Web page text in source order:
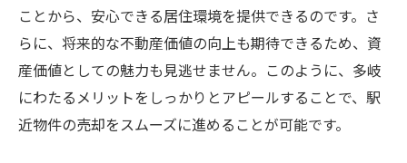
ことから、安心できる居住環境を提供できるのです。さ
らに、将来的な不動産価値の向上も期待できるため、資
産価値としての魅力も見逃せません。このように、多岐
にわたるメリットをしっかりとアピールすることで、駅
近物件の売却をスムーズに進めることが可能です。